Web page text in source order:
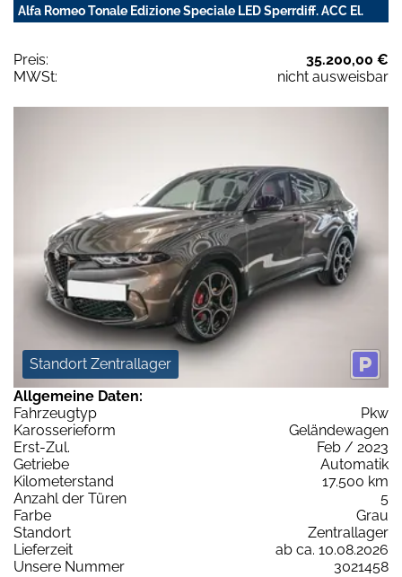
Alfa Romeo Tonale Edizione Speciale LED Sperrdiff. ACC El.
Preis:
35.200,00 €
MWSt:
nicht ausweisbar
Standort Zentrallager
Allgemeine Daten:
Fahrzeugtyp
Pkw
Karosserieform
Geländewagen
Erst-Zul.
Feb / 2023
Getriebe
Automatik
Kilometerstand
17.500 km
Anzahl der Türen
5
Farbe
Grau
Standort
Zentrallager
Lieferzeit
ab ca. 10.08.2026
Unsere Nummer
3021458